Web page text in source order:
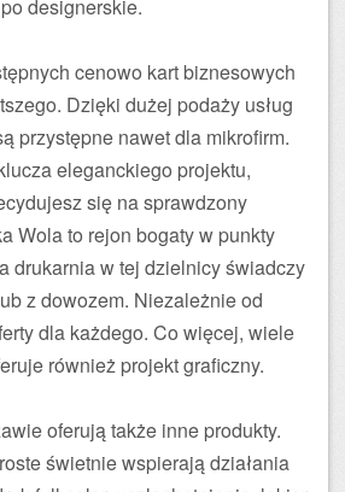
designerskie.
cenowo kart biznesowych
Dzięki dużej podaży usług
przystępne nawet dla mikrofirm.
eleganckiego projektu,
się na sprawdzony
Wola to rejon bogaty w punkty
drukarnia w tej dzielnicy świadczy
z dowozem. Niezależnie od
dla każdego. Co więcej, wiele
również projekt graficzny.
oferują także inne produkty.
świetnie wspierają działania